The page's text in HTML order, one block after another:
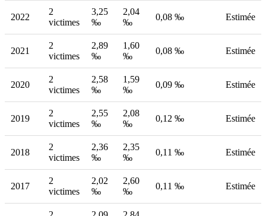
2022
2
victimes
3,25
‰
2,04
‰
0,08 ‰ Estimée
2021
2
victimes
2,89
‰
1,60
‰
0,08 ‰ Estimée
2020
2
victimes
2,58
‰
1,59
‰
0,09 ‰ Estimée
2019
2
victimes
2,55
‰
2,08
‰
0,12 ‰ Estimée
2018
2
victimes
2,36
‰
2,35
‰
0,11 ‰ Estimée
2017
2
victimes
2,02
‰
2,60
‰
0,11 ‰ Estimée